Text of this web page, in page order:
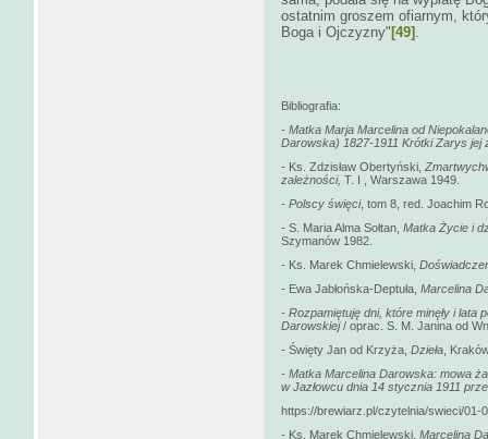
ostatnim groszem ofiarnym,
Boga i Ojczyzny" [49] .
Bibliografia:
- Matka Marja Marcelina od
Darowska) 1827-1911 Krótki Zarys
- Ks. Zdzisław Obertyński,
zależności, T. I , Warszawa 1949.
- Polscy święci, tom 8, red. Joachim
- S. Maria Alma Sołtan, Matka Życie i
Szymanów 1982.
- Ks. Marek Chmielewski,
- Ewa Jabłońska-Deptuła, Marcelina
- Rozpamiętuję dni, które minęły i lata
Darowskiej/ oprac. S. M. Janina od
- Święty Jan od Krzyża, Dzieła ,
- Matka Marcelina Darowska: mowa
w Jazłowcu dnia 14 stycznia 1911
https://brewiarz.pl/czytelnia/swieci/01-
- Ks. Marek Chmielewski, Marcelina